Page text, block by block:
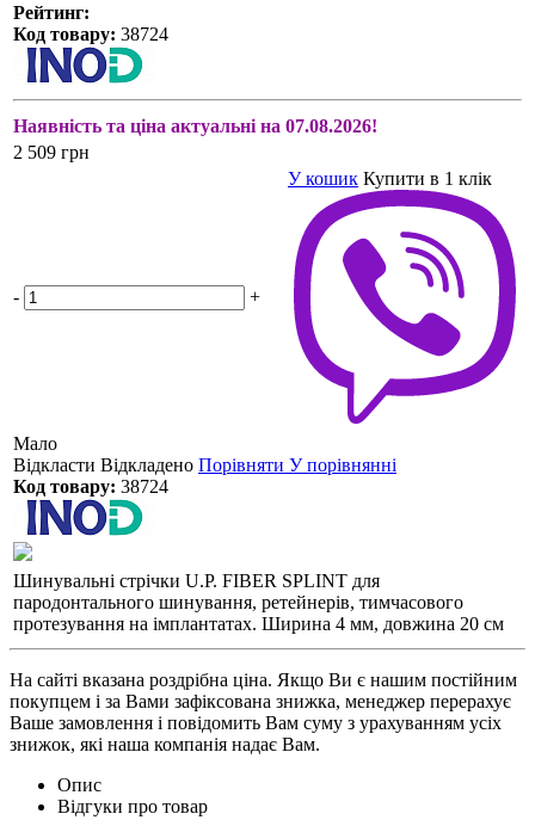
Рейтинг:
Код товару: 38724
Наявність та ціна актуальні на 07.08.2026!
2 509 грн
- +
У кошик Купити в 1 клік
Мало
Відкласти Відкладено Порівняти У порівнянні
Код товару: 38724
Шинувальні стрічки U.P. FIBER SPLINT для
пародонтального шинування, ретейнерів, тимчасового
протезування на імплантатах. Ширина 4 мм, довжина 20 см
На сайті вказана роздрібна ціна. Якщо Ви є нашим постійним
покупцем і за Вами зафіксована знижка, менеджер перерахує
Ваше замовлення і повідомить Вам суму з урахуванням усіх
знижок, які наша компанія надає Вам.
Опис
Відгуки про товар